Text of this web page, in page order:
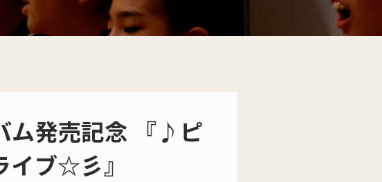
ム発売記念 『♪ピ
ブ☆彡』